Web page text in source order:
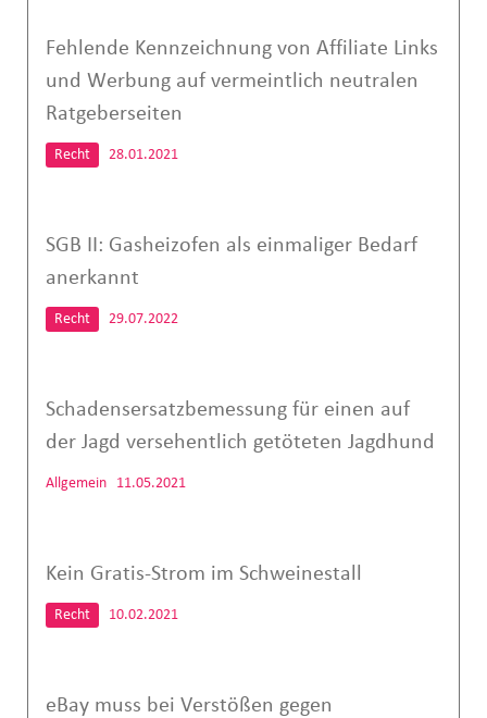
Fehlende Kennzeichnung von Affiliate Links
und Werbung auf vermeintlich neutralen
Ratgeberseiten
Recht 28.01.2021
SGB II: Gasheizofen als einmaliger Bedarf
anerkannt
Recht 29.07.2022
Schadensersatzbemessung für einen auf
der Jagd versehentlich getöteten Jagdhund
Allgemein 11.05.2021
Kein Gratis-Strom im Schweinestall
Recht 10.02.2021
eBay muss bei Verstößen gegen